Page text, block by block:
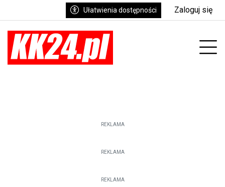
Ułatwienia dostępności Zaloguj się
REKLAMA
REKLAMA
REKLAMA